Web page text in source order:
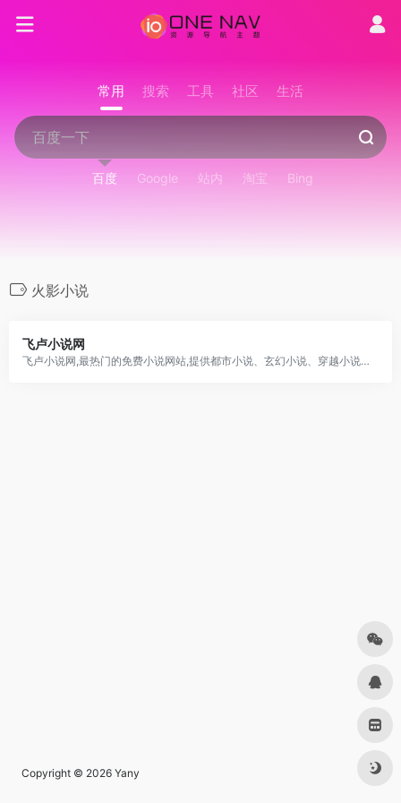
常用 搜索 工具 社区 生活
百度 Google 站内 淘宝 Bing
火影小说
飞卢小说网
飞卢小说网,最热门的免费小说网站,提供都市小说、玄幻小说、穿越小说、言情小说、同人小说等免费小说在线阅读与下载。大神小说齐聚飞卢,每日万字更新。
Copyright © 2026 Yany